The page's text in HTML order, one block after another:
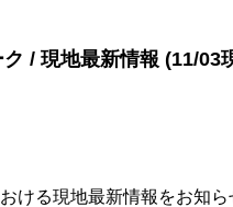
/ 現地最新情報 (11/03
ける現地最新情報をお知